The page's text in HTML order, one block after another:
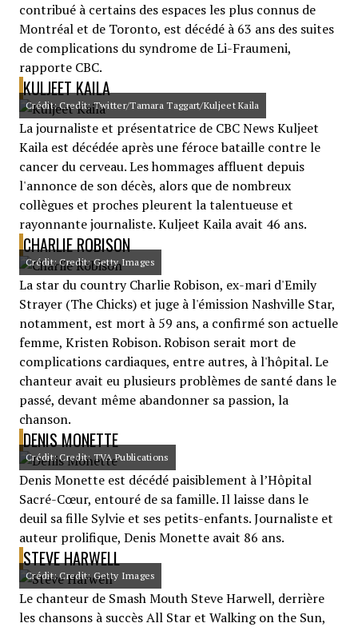
contribué à certains des espaces les plus connus de
Montréal et de Toronto, est décédé à 63 ans des suites
de complications du syndrome de Li-Fraumeni,
rapporte CBC.
KULJEET KAILA
Crédit: Credit: Twitter/Tamara Taggart/Kuljeet Kaila
La journaliste et présentatrice de CBC News Kuljeet
Kaila est décédée après une féroce bataille contre le
cancer du cerveau. Les hommages affluent depuis
l'annonce de son décès, alors que de nombreux
collègues et proches pleurent la talentueuse et
rayonnante journaliste. Kuljeet Kaila avait 46 ans.
CHARLIE ROBISON
Crédit: Credit: Getty Images
La star du country Charlie Robison, ex-mari d'Emily
Strayer (The Chicks) et juge à l'émission Nashville Star,
notamment, est mort à 59 ans, a confirmé son actuelle
femme, Kristen Robison. Robison serait mort de
complications cardiaques, entre autres, à l'hôpital. Le
chanteur avait eu plusieurs problèmes de santé dans le
passé, devant même abandonner sa passion, la
chanson.
DENIS MONETTE
Crédit: Credit: TVA Publications
Denis Monette est décédé paisiblement à l’Hôpital
Sacré-Cœur, entouré de sa famille. Il laisse dans le
deuil sa fille Sylvie et ses petits-enfants. Journaliste et
auteur prolifique, Denis Monette avait 86 ans.
STEVE HARWELL
Crédit: Credit: Getty Images
Le chanteur de Smash Mouth Steve Harwell, derrière
les chansons à succès All Star et Walking on the Sun,